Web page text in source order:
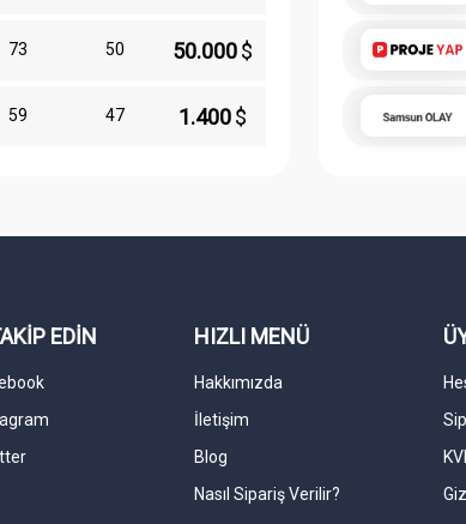
73 50 50.000 $
59 47 1.400 $
EDİN HIZLI MENÜ
Hakkımızda
İletişim
Blog
Nasıl Sipariş Verilir?